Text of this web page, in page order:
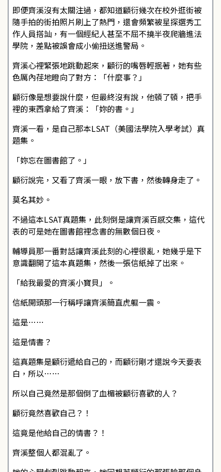
即便齊溪沒有太關注過，都知道顧衍幾次在校外逛街被
隨手拍的街拍照片刷上了熱門，還會頻繁被星探選秀工
作人員搭訕，有一個經紀人甚至不屈不撓半夜爬牆進法
學院，差點被誤會成小偷扭送進警局。
齊溪心裡緊張地跳動起來，顧衍的嘴唇輕抿著，她有些
色厲內荏地瞪向了對方：「什麼事？」
顧衍像是想要說什麼，但最終沒有說，他頓了頓，把手
裡的東西拿給了齊溪：「妳的書。」
齊溪一看，是自己那本LSAT（美國法學院入學考試）真
題集。
「妳忘在圖書館了。」
顧衍說完，又看了齊溪一眼，放下書，然後轉身走了。
莫名其妙。
不過這本LSAT真題集，此刻倒是讓齊溪百感交集，這代
表的可是她在圖書館裡念書的無數個日夜。
輔導員那一番對話讓齊溪此刻的心裡很亂，她幾乎是下
意識翻開了這本真題集，然後一張信紙掉了出來。
「給我最愛的齊溪小寶貝」。
信紙開頭那一行稱呼讓齊溪簡直虎軀一震。
這是……
這是情書？
這真題集是顧衍遞給自己的，而顧衍剛才還說今天要表
白，所以……
所以自己竟然是那個倒了血楣被顧衍喜歡的人？
顧衍竟然喜歡自己？！
這竟是他給自己的情書？！
齊溪整個人都混亂了。